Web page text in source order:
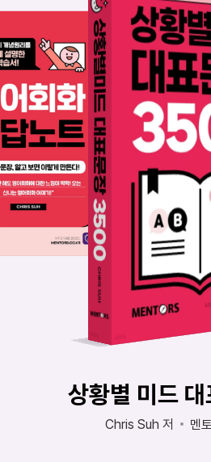
상황별 미드
Chris Suh 저 멘